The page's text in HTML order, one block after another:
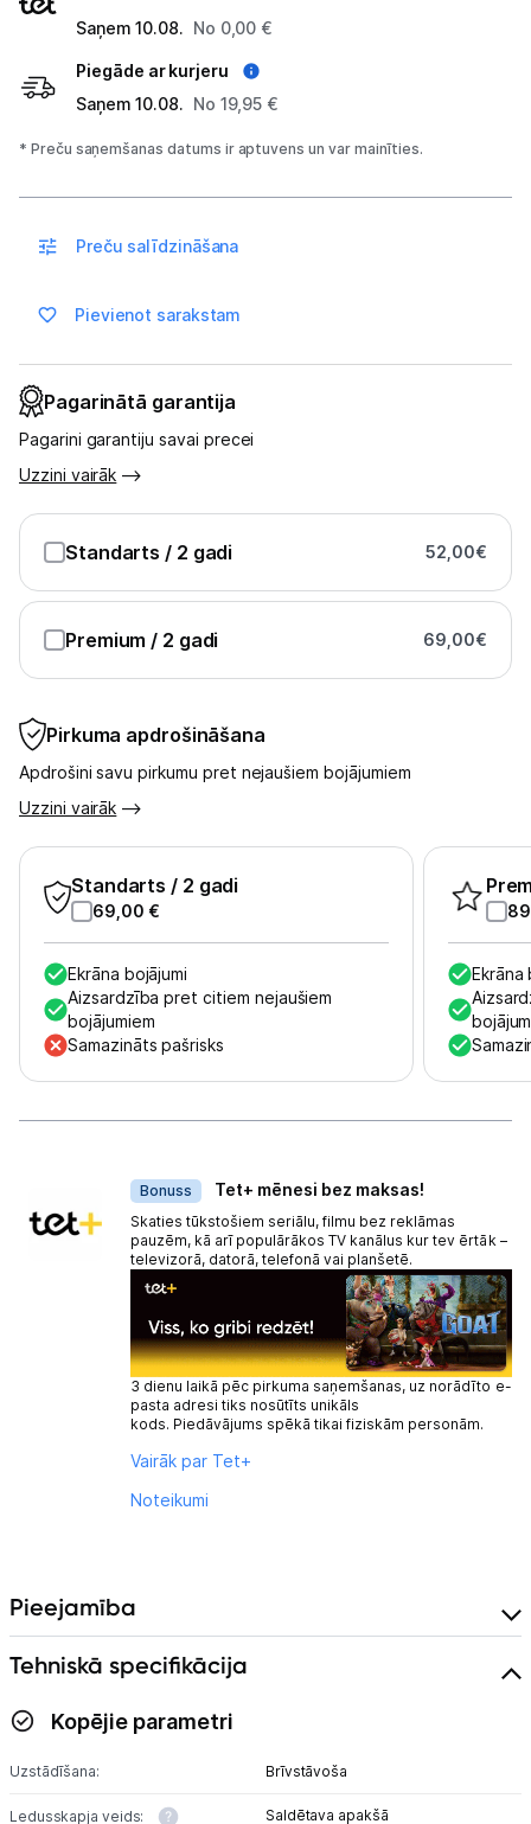
Kafijas pagatavošana
Mazā virtuves tehnika
Skaistumkopšana
Vēlmju saraksts
Tehnikas izvešana
Tet pakalpojumi
Kontakti
Informācija
Saņem 10.08. No 0,00 €
Piegāde ar kurjeru
Saņem 10.08. No 19,95 €
* Preču saņemšanas datums ir aptuvens un var mainīties.
Preču salīdzināšana
Pievienot sarakstam
Pirkuma apdrošināšana
Apdrošini savu pirkumu pret nejaušiem bojājumiem
Uzzini vairāk
Standarts / 2 gadi
69,00 €
Ekrāna bojājumi
Aizsardzība pret citiem nejaušiem
bojājumiem
Samazināts pašrisks
Ekrāna
Pagarinātā garantija
Pagarini garantiju savai precei
Uzzini vairāk
Standarts / 2 gadi 52,00€
Premium / 2 gadi 69,00€
Bonuss Tet+ mēnesi bez maksas!
Skaties tūkstošiem seriālu, filmu bez reklāmas
pauzēm, kā arī populārākos TV kanālus kur tev ērtāk –
televizorā, datorā, telefonā vai planšetē.
3 dienu laikā pēc pirkuma saņemšanas, uz norādīto e-
pasta adresi tiks nosūtīts unikāls
kods. Piedāvājums spēkā tikai fiziskām personām.
Vairāk par Tet+
Noteikumi
Pieejamība
Tehniskā specifikācija
Kopējie parametri
Uzstādīšana: Brīvstāvoša
Ledusskapja veids: Saldētava apakšā